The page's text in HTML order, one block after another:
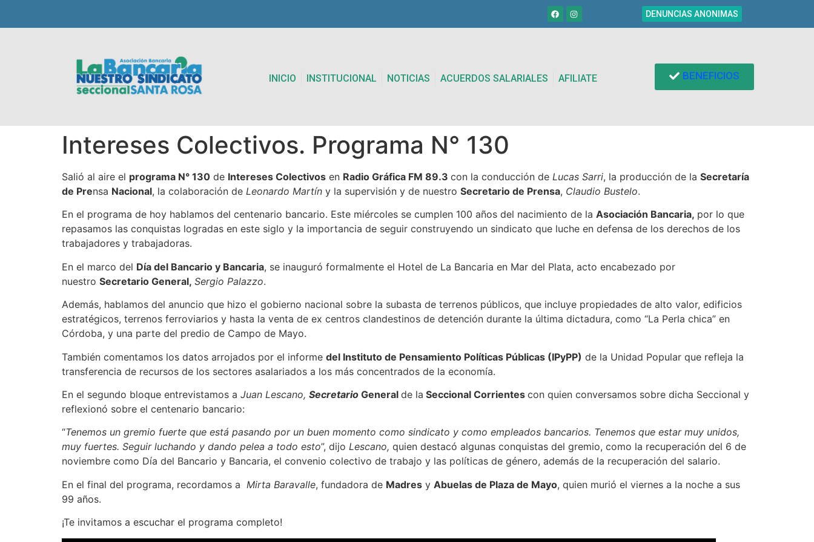
DENUNCIAS ANONIMAS
INICIO INSTITUCIONAL NOTICIAS ACUERDOS SALARIALES AFILIATE BENEFICIOS
Intereses Colectivos. Programa N° 130
Salió al aire el programa N° 130 de Intereses Colectivos en Radio Gráfica FM 89.3 con la conducción de Lucas Sarri, la producción de la Secretaría
de Prensa Nacional, la colaboración de Leonardo Martín y la supervisión y de nuestro Secretario de Prensa, Claudio Bustelo.
En el programa de hoy hablamos del centenario bancario. Este miércoles se cumplen 100 años del nacimiento de la Asociación Bancaria, por lo que
repasamos las conquistas logradas en este siglo y la importancia de seguir construyendo un sindicato que luche en defensa de los derechos de los
trabajadores y trabajadoras.
En el marco del Día del Bancario y Bancaria, se inauguró formalmente el Hotel de La Bancaria en Mar del Plata, acto encabezado por
nuestro Secretario General, Sergio Palazzo.
Además, hablamos del anuncio que hizo el gobierno nacional sobre la subasta de terrenos públicos, que incluye propiedades de alto valor, edificios
estratégicos, terrenos ferroviarios y hasta la venta de ex centros clandestinos de detención durante la última dictadura, como “La Perla chica” en
Córdoba, y una parte del predio de Campo de Mayo.
También comentamos los datos arrojados por el informe del Instituto de Pensamiento Políticas Públicas (IPyPP) de la Unidad Popular que refleja la
transferencia de recursos de los sectores asalariados a los más concentrados de la economía.
En el segundo bloque entrevistamos a Juan Lescano, Secretario General de la Seccional Corrientes con quien conversamos sobre dicha Seccional y
reflexionó sobre el centenario bancario:
“Tenemos un gremio fuerte que está pasando por un buen momento como sindicato y como empleados bancarios. Tenemos que estar muy unidos,
muy fuertes. Seguir luchando y dando pelea a todo esto”, dijo Lescano, quien destacó algunas conquistas del gremio, como la recuperación del 6 de
noviembre como Día del Bancario y Bancaria, el convenio colectivo de trabajo y las políticas de género, además de la recuperación del salario.
En el final del programa, recordamos a Mirta Baravalle, fundadora de Madres y Abuelas de Plaza de Mayo, quien murió el viernes a la noche a sus
99 años.
¡Te invitamos a escuchar el programa completo!